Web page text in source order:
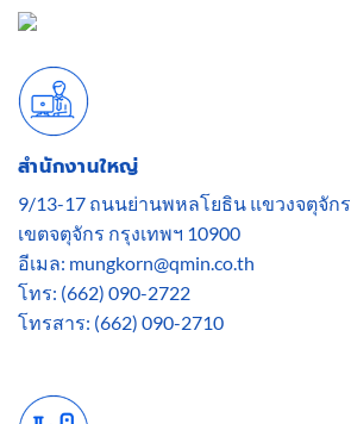
สำนักงานใหญ่
9/13-17 ถนนย่านพหลโยธิน แขวงจตุจักร
เขตจตุจักร กรุงเทพฯ 10900
อีเมล: mungkorn@qmin.co.th
โทร: (662) 090-2722
โทรสาร: (662) 090-2710